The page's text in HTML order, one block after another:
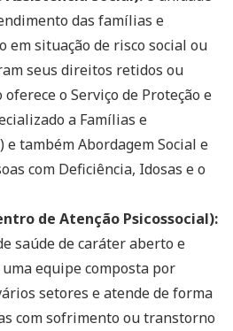
das famílias e
em situação de risco social ou
seus direitos retidos ou
o Serviço de Proteção e
a Famílias e
e também Abordagem Social e
com Deficiência, Idosas e o
de Atenção Psicossocial):
saúde de caráter aberto e
equipe composta por
setores e atende de forma
com sofrimento ou transtorno